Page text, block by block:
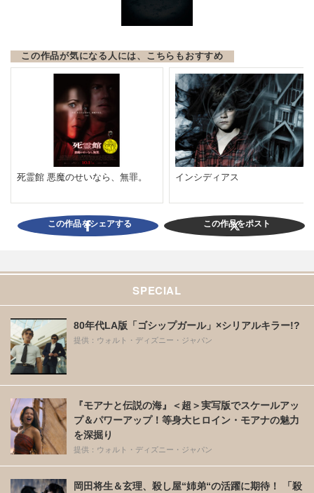
この作品が気になる人には、こちらもおすすめ
死霊館 悪魔のせいなら、無罪。 インシディアス
この作品をシェアする この作品をポスト
SPECIAL
80年代LA版「ゴシップガール」×シリアルキラー!?
提供：ウォルト・ディズニー・ジャパン
『モアナと伝説の海』＜超＞実写版でスケールアッ
プ＆パワーアップ！等身大ヒロイン・モアナの魅力
を深掘り
提供：ウォルト・ディズニー・ジャパン
岡田将生＆玄理、殺し屋“姉弟“の活躍に期待！ 「殺